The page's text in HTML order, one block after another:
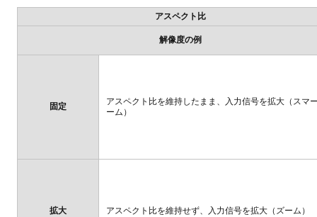
アスペクト比
解像度の例
固定
アスペクト比を維持したまま、入力信号を拡大（スマ
ーム）
拡大 アスペクト比を維持せず、入力信号を拡大（ズーム）